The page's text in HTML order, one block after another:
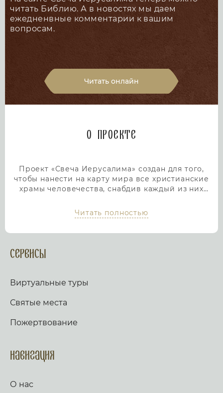
читать Библию. А в новостях мы даем
ежедненвные комментарии к вашим
вопросам.
Читать онлайн
О проекте
Проект «Свеча Иерусалима» создан для того,
чтобы нанести на карту мира все христианские
храмы человечества, снабдив каждый из них
мы дадим людям возможность посетить любой
храм или дольмен не выходя из дома, просто
помощь в возжжения свечей за здравие и
упокой в христианских храмах Иерусалима и
вопросом. Письма помещаются в Стену Плача,
Благодатным огнем.
товаров, освященных на камне Миропомазания.
Читать полностью
Сервисы
Виртуальные туры
Святые места
Пожертвование
Навигация
О нас